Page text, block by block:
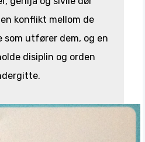
konflikt mellom de
som utfører dem, og en
disiplin og orden